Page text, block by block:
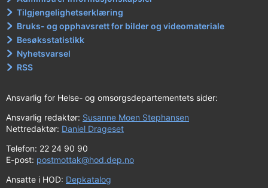
Tilgjengelighetserklæring
Bruks- og opphavsrett for bilder og videomateriale
Besøksstatistikk
Nyhetsvarsel
RSS
Ansvarlig for Helse- og omsorgsdepartementets sider:
Ansvarlig redaktør: Susanne Moen Stephansen
Nettredaktør: Daniel Drageset
Telefon: 22 24 90 90
E-post: postmottak@hod.dep.no
Ansatte i HOD: Depkatalog